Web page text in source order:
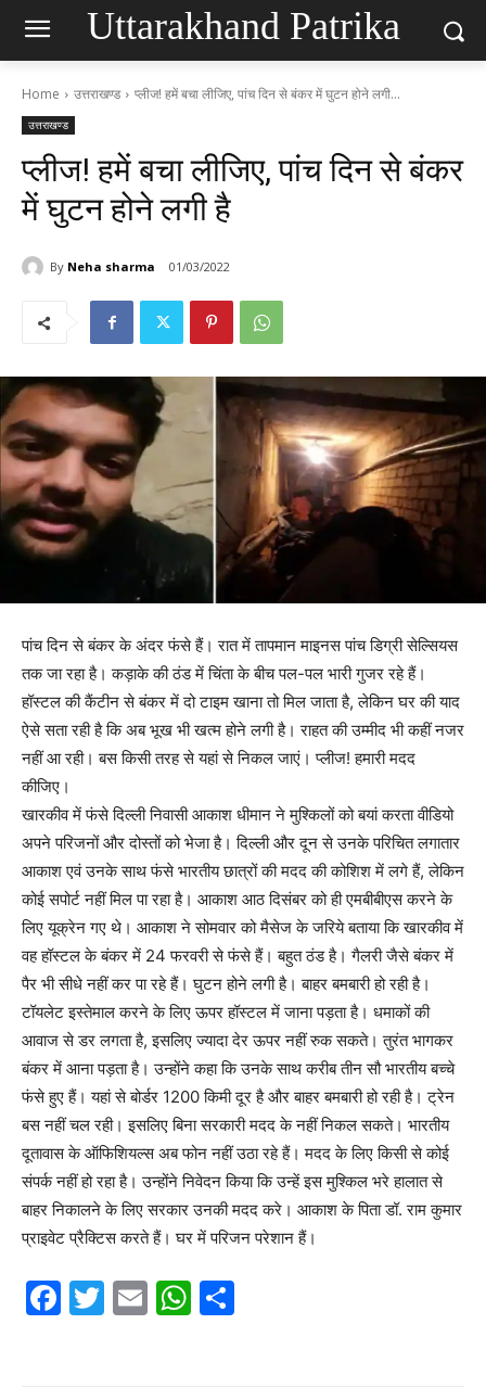
Uttarakhand Patrika
Home उत्तराखण्ड प्लीज! हमें बचा लीजिए, पांच दिन से बंकर में घुटन होने लगी...
उत्तराखण्ड
प्लीज! हमें बचा लीजिए, पांच दिन से बंकर
में घुटन होने लगी है
By Neha sharma 01/03/2022
पांच दिन से बंकर के अंदर फंसे हैं। रात में तापमान माइनस पांच डिग्री सेल्सियस
तक जा रहा है। कड़ाके की ठंड में चिंता के बीच पल-पल भारी गुजर रहे हैं।
हॉस्टल की कैंटीन से बंकर में दो टाइम खाना तो मिल जाता है, लेकिन घर की याद
ऐसे सता रही है कि अब भूख भी खत्म होने लगी है। राहत की उम्मीद भी कहीं नजर
नहीं आ रही। बस किसी तरह से यहां से निकल जाएं। प्लीज! हमारी मदद
कीजिए।
खारकीव में फंसे दिल्ली निवासी आकाश धीमान ने मुश्किलों को बयां करता वीडियो
अपने परिजनों और दोस्तों को भेजा है। दिल्ली और दून से उनके परिचित लगातार
आकाश एवं उनके साथ फंसे भारतीय छात्रों की मदद की कोशिश में लगे हैं, लेकिन
कोई सपोर्ट नहीं मिल पा रहा है। आकाश आठ दिसंबर को ही एमबीबीएस करने के
लिए यूक्रेन गए थे। आकाश ने सोमवार को मैसेज के जरिये बताया कि खारकीव में
वह हॉस्टल के बंकर में 24 फरवरी से फंसे हैं। बहुत ठंड है। गैलरी जैसे बंकर में
पैर भी सीधे नहीं कर पा रहे हैं। घुटन होने लगी है। बाहर बमबारी हो रही है।
टॉयलेट इस्तेमाल करने के लिए ऊपर हॉस्टल में जाना पड़ता है। धमाकों की
आवाज से डर लगता है, इसलिए ज्यादा देर ऊपर नहीं रुक सकते। तुरंत भागकर
बंकर में आना पड़ता है। उन्होंने कहा कि उनके साथ करीब तीन सौ भारतीय बच्चे
फंसे हुए हैं। यहां से बोर्डर 1200 किमी दूर है और बाहर बमबारी हो रही है। ट्रेन
बस नहीं चल रही। इसलिए बिना सरकारी मदद के नहीं निकल सकते। भारतीय
दूतावास के ऑफिशियल्स अब फोन नहीं उठा रहे हैं। मदद के लिए किसी से कोई
संपर्क नहीं हो रहा है। उन्होंने निवेदन किया कि उन्हें इस मुश्किल भरे हालात से
बाहर निकालने के लिए सरकार उनकी मदद करे। आकाश के पिता डॉ. राम कुमार
प्राइवेट प्रैक्टिस करते हैं। घर में परिजन परेशान हैं।
F
T
E
W